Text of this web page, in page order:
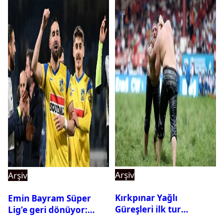
Arşiv
Emin Bayram Süper
Lig’e geri dönüyor:
Arşiv
Kırkpınar Yağlı
Güreşleri ilk tur